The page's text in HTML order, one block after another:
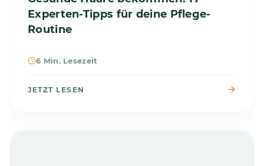
Experten-Tipps für deine Pflege-
Routine
6 Min. Lesezeit
JETZT LESEN